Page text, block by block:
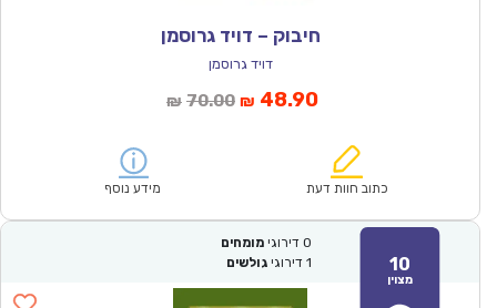
חיבוק – דויד גרוסמן
דויד גרוסמן
₪ 70.00המחיר
₪70.00.
₪ 48.90המחיר
הוא:
כתוב חוות דעת מידע נוסף
10
מצוין
0 דירוגי מומחים
1 דירוגי גולשים